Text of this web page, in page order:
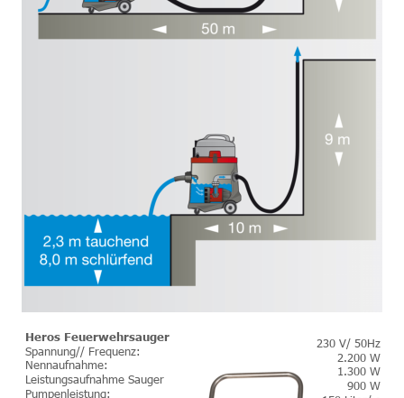
230 V/ 50Hz
2.200 W
1.300 W
900 W
Heros Feuerwehrsauger
Spannung// Frequenz:
Nennaufnahme:
Leistungsaufnahme Sauger
Pumpenleistung: